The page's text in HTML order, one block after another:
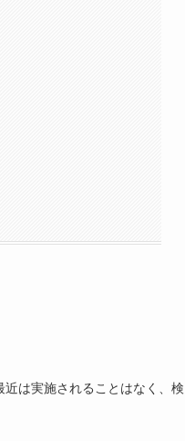
は実施されることはなく、検